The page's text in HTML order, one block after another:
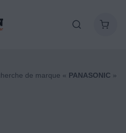
de marque « PANASONIC »